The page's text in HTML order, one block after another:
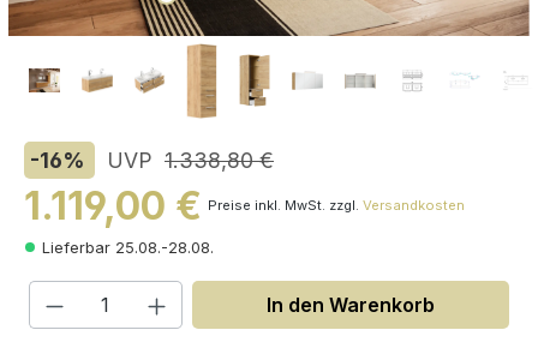
-16% UVP 1.338,80 €
1.119,00 € Preise inkl. MwSt. zzgl. Versandkosten
Lieferbar 25.08.-28.08.
Produkt Anzahl: Gib den
In den Warenkorb